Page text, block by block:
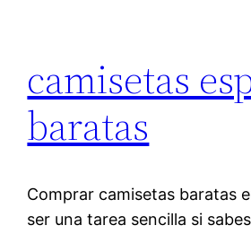
camisetas
baratas
Comprar camisetas baratas
ser una tarea sencilla si